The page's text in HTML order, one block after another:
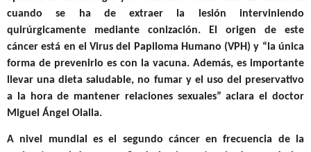
cuando se ha de extraer la lesión interviniendo
quirúrgicamente mediante conización. El origen de este
cáncer está en el Virus del Papiloma Humano (VPH) y “la única
forma de prevenirlo es con la vacuna. Además, es importante
llevar una dieta saludable, no fumar y el uso del preservativo
a la hora de mantener relaciones sexuales” aclara el doctor
Miguel Ángel Olalla.
A nivel mundial es el segundo cáncer en frecuencia de la